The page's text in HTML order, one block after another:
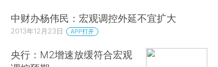
中财办杨伟民：宏观调控外延不宜扩大
2013年12月23日 APP打开
央行：M2增速放缓符合宏观